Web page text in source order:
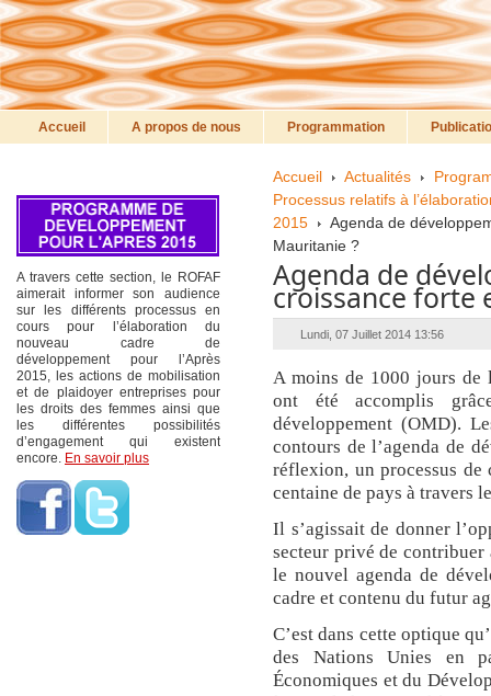
Accueil A propos de nous Programmation
Accueil Actualités
Processus relatifs à
2015
Agenda de
Mauritanie ?
Agenda de
croissance forte
Lundi, 07 Juillet 2014 13:56
A moins de 1000 jours de
ont été accomplis
développement (OMD).
contours de l’agenda de
réflexion, un processus de
centaine de pays à travers
Il s’agissait de donner
secteur privé de
le nouvel agenda de
cadre et contenu du futur
C’est dans cette optique
des Nations Unies en
Économiques et du
A travers cette section, le ROFAF
aimerait informer son audience
sur les différents processus en
cours pour l’élaboration du
nouveau cadre de
développement pour l’Après
2015, les actions de mobilisation
et de plaidoyer entreprises pour
les droits des femmes ainsi que
les différentes possibilités
d’engagement qui existent
encore. En savoir plus